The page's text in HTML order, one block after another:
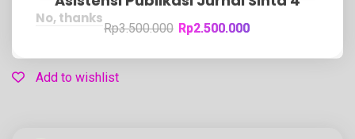
Rp3.500.000 Rp2.500.000
Add to wishlist
No, thanks